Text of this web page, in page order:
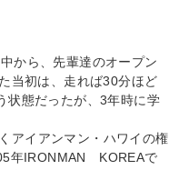
から、先輩達のオープン
当初は、走れば30分ほど
状態だったが、3年時に学
アイアンマン・ハワイの権
年IRONMAN KOREAで